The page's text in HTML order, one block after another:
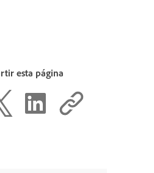
esta página